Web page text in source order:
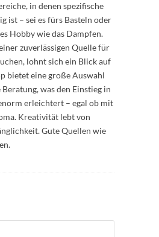
in denen spezifische
ist – sei es fürs Basteln oder
Hobby wie das Dampfen.
zuverlässigen Quelle für
lohnt sich ein Blick auf
bietet eine große Auswahl
was den Einstieg in
erleichtert – egal ob mit
Kreativität lebt von
Gute Quellen wie